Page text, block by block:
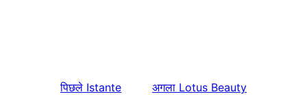
पिछले Istante अगला Lotus Beauty